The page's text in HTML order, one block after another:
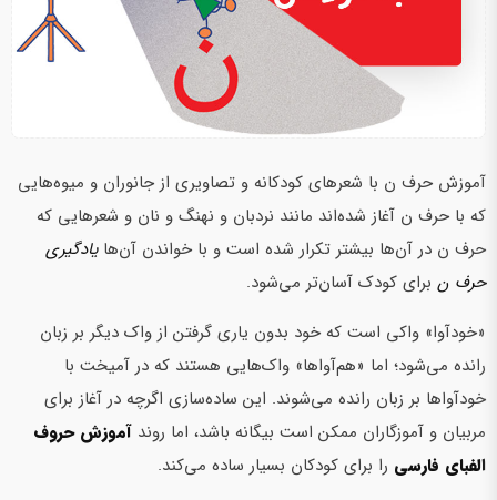
آموزش حرف ن با شعرهای کودکانه و تصاویری از جانوران و میوه‌هایی
که با حرف ن آغاز شده‌اند مانند نردبان و نهنگ و نان و شعرهایی که
حرف ن در آن‌ها بیشتر تکرار شده است و با خواندن آن‌هایادگیری
حرف ن برای کودک آسان‌تر می‌شود.
«خودآوا» واکی است که خود بدون یاری گرفتن از واک دیگر بر زبان
رانده می‌شود؛ اما «هم‌آواها» واک‌هایی هستند که در آمیخت با
خودآواها بر زبان رانده می‌شوند. این ساده‌سازی اگرچه در آغاز برای
مربیان و آموزگاران ممکن است بیگانه باشد، اما روند آموزش حروف
الفبای فارسی را برای کودکان بسیار ساده می‌کند.